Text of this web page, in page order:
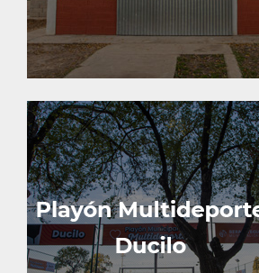
Mide 19 x 32 metros y cuenta con
arcos de fútbol, aros de básquet,
cancha de vóley y redes, además
de cerco perimetral e iluminación.